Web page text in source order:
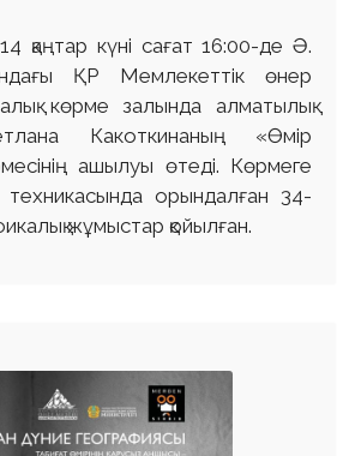
қаңтар күні сағат 16:00-де Ә.
ҚР Мемлекеттік өнер
көрме залында алматылық
Какоткинаның «Өмір
ашылуы өтеді. Көрмеге
техникасында орындалған 34-
жұмыстар қойылған.